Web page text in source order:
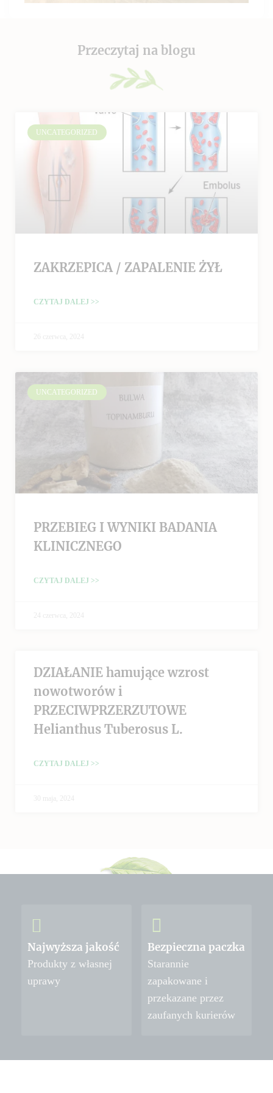
Przeczytaj na blogu
UNCATEGORIZED
ZAKRZEPICA / ZAPALENIE ŻYŁ
CZYTAJ DALEJ >>
26 czerwca, 2024
UNCATEGORIZED
PRZEBIEG I WYNIKI BADANIA
KLINICZNEGO
CZYTAJ DALEJ >>
24 czerwca, 2024
DZIAŁANIE hamujące wzrost
nowotworów i
PRZECIWPRZERZUTOWE
Helianthus Tuberosus L.
CZYTAJ DALEJ >>
30 maja, 2024
Najwyższa jakość
Produkty z własnej
uprawy
Bezpieczna paczka
Starannie
zapakowane i
przekazane przez
zaufanych kurierów